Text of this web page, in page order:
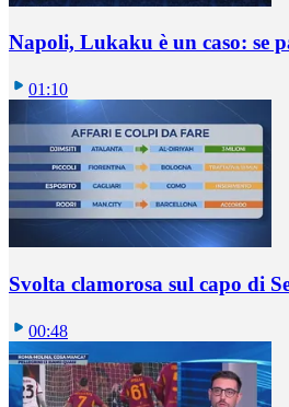
Napoli, Lukaku è un caso: se
01:10
Svolta clamorosa sul capo di
00:48